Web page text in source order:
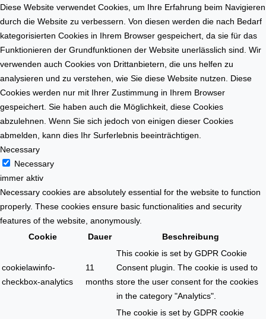
m
a
r
k
t
t
e
l
l
e
n
Diese Website verwendet Cookies, um Ihre Erfahrung beim Navigieren
durch die Website zu verbessern. Von diesen werden die nach Bedarf
kategorisierten Cookies in Ihrem Browser gespeichert, da sie für das
Funktionieren der Grundfunktionen der Website unerlässlich sind. Wir
verwenden auch Cookies von Drittanbietern, die uns helfen zu
analysieren und zu verstehen, wie Sie diese Website nutzen. Diese
Cookies werden nur mit Ihrer Zustimmung in Ihrem Browser
gespeichert. Sie haben auch die Möglichkeit, diese Cookies
abzulehnen. Wenn Sie sich jedoch von einigen dieser Cookies
abmelden, kann dies Ihr Surferlebnis beeinträchtigen.
Necessary
Necessary
immer aktiv
Necessary cookies are absolutely essential for the website to function
properly. These cookies ensure basic functionalities and security
features of the website, anonymously.
Cookie
Dauer Beschreibung
cookielawinfo-
checkbox-analytics
11
months
This cookie is set by GDPR Cookie
Consent plugin. The cookie is used to
store the user consent for the cookies
in the category "Analytics".
The cookie is set by GDPR cookie